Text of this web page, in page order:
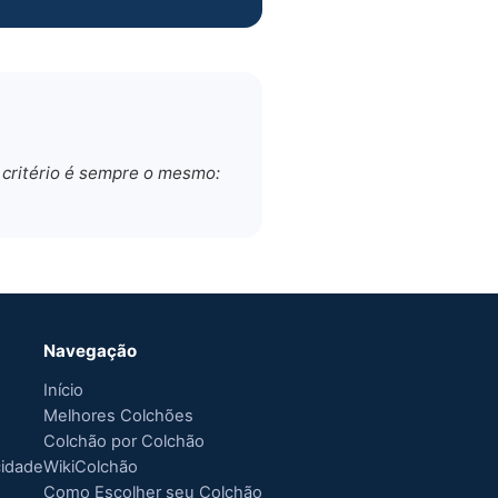
é sempre o mesmo:
Navegação
Início
Melhores Colchões
Colchão por Colchão
WikiColchão
Como Escolher seu Colchão